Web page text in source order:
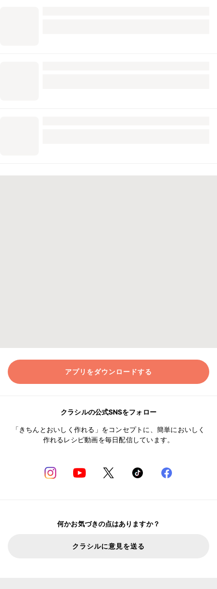
アプリをダウンロードする
クラシルの公式SNSをフォロー
「きちんとおいしく作れる」をコンセプトに、簡単においしく
作れるレシピ動画を毎日配信しています。
何かお気づきの点はありますか？
クラシルに意見を送る